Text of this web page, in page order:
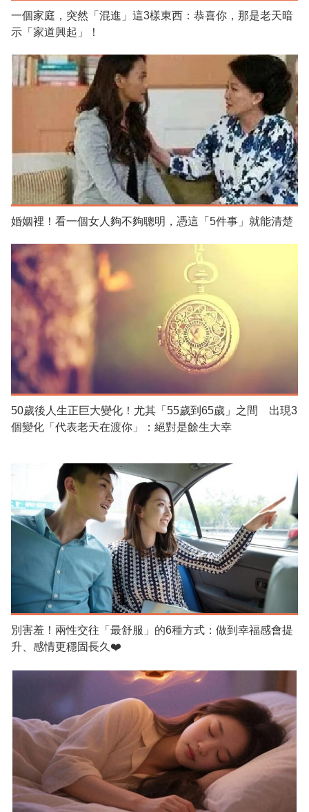
一個家庭，突然「混進」這3樣東西：恭喜你，那是老天暗
示「家道興起」！
婚姻裡！看一個女人夠不夠聰明，憑這「5件事」就能清楚
50歲後人生正巨大變化！尤其「55歲到65歲」之間 出現3
個變化「代表老天在渡你」：絕對是餘生大幸
別害羞！兩性交往「最舒服」的6種方式：做到幸福感會提
升、感情更穩固長久❤️